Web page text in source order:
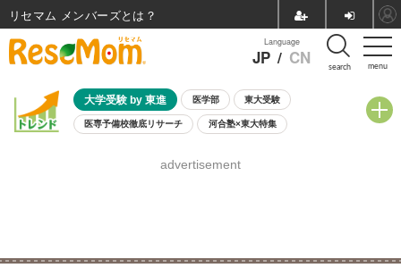
menu
Language
JP / CN search
大学受験 by 東進 医学部 東大受験
医専予備校徹底リサーチ 河合塾×東大特集
8月開催学校説明会・相談会
advertisement
リセマム メンバーズ